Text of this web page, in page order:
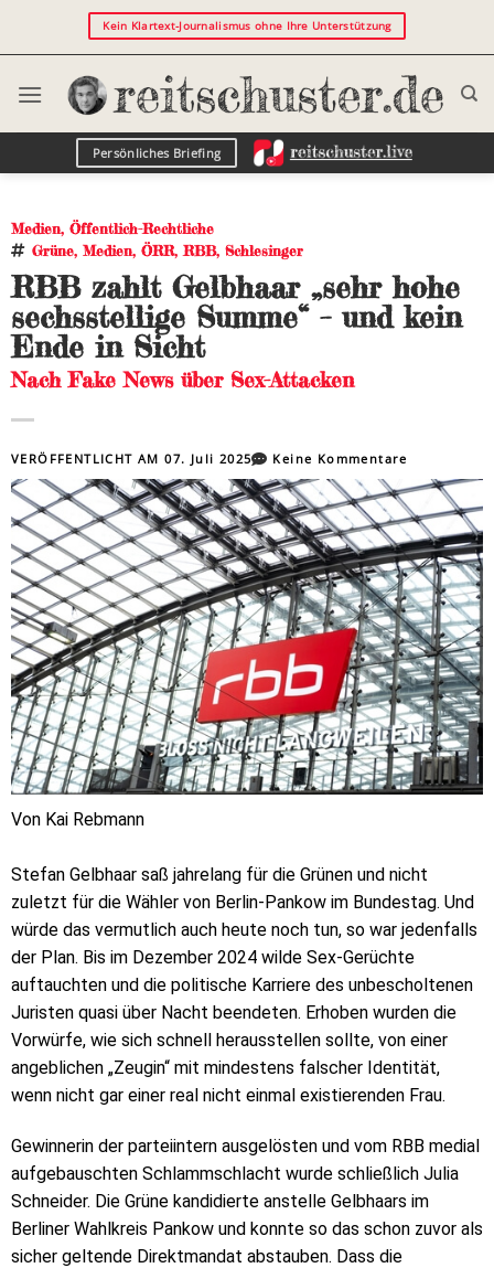
Kein Klartext-Journalismus ohne Ihre Unterstützung
Persönliches Briefing
Medien, Öffentlich-Rechtliche
Grüne, Medien, ÖRR, RBB, Schlesinger
RBB zahlt Gelbhaar „sehr hohe
sechsstellige Summe“ – und kein
Ende in Sicht
Nach Fake News über Sex-Attacken
VERÖFFENTLICHT AM07. Juli 2025 Keine Kommentare
Von Kai Rebmann
Stefan Gelbhaar saß jahrelang für die Grünen und nicht
zuletzt für die Wähler von Berlin-Pankow im Bundestag. Und
würde das vermutlich auch heute noch tun, so war jedenfalls
der Plan. Bis im Dezember 2024 wilde Sex-Gerüchte
auftauchten und die politische Karriere des unbescholtenen
Juristen quasi über Nacht beendeten. Erhoben wurden die
Vorwürfe, wie sich schnell herausstellen sollte, von einer
angeblichen „Zeugin“ mit mindestens falscher Identität,
wenn nicht gar einer real nicht einmal existierenden Frau.
Gewinnerin der parteiintern ausgelösten und vom RBB medial
aufgebauschten Schlammschlacht wurde schließlich Julia
Schneider. Die Grüne kandidierte anstelle Gelbhaars im
Berliner Wahlkreis Pankow und konnte so das schon zuvor als
sicher geltende Direktmandat abstauben. Dass die